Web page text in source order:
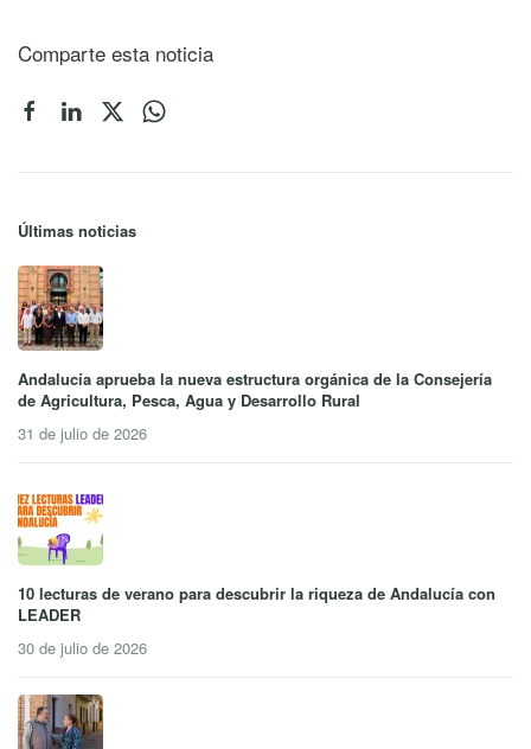
Comparte esta noticia
Últimas noticias
Andalucía aprueba la nueva estructura orgánica de la Consejería
de Agricultura, Pesca, Agua y Desarrollo Rural
31 de julio de 2026
10 lecturas de verano para descubrir la riqueza de Andalucía con
LEADER
30 de julio de 2026